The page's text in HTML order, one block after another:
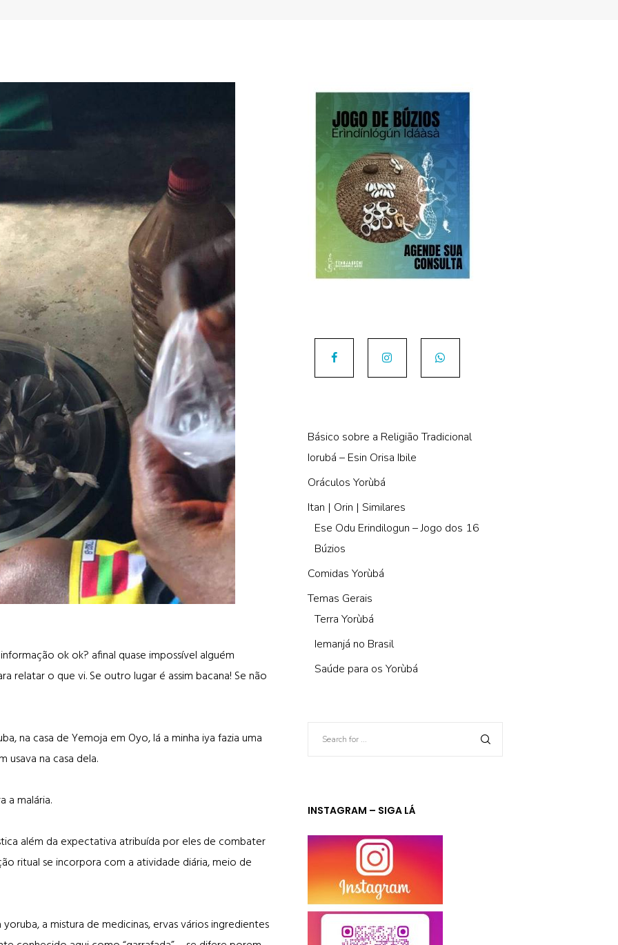
ok ok? afinal quase impossível alguém
relatar o que vi. Se outro lugar é assim bacana! Se não
na casa de Yemoja em Oyo, lá a minha iya fazia uma
usava na casa dela.
a malária.
além da expectativa atribuída por eles de combater
ritual se incorpora com a atividade diária, meio de
a mistura de medicinas, ervas vários ingredientes
Básico sobre a Religião Tradicional
Iorubá – Esin Orisa Ibile
Oráculos Yorùbá
Itan | Orin | Similares
Ese Odu Erindilogun – Jogo dos 16
Búzios
Comidas Yorùbá
Temas Gerais
Terra Yorùbá
Iemanjá no Brasil
Saúde para os Yorùbá
INSTAGRAM – SIGA LÁ